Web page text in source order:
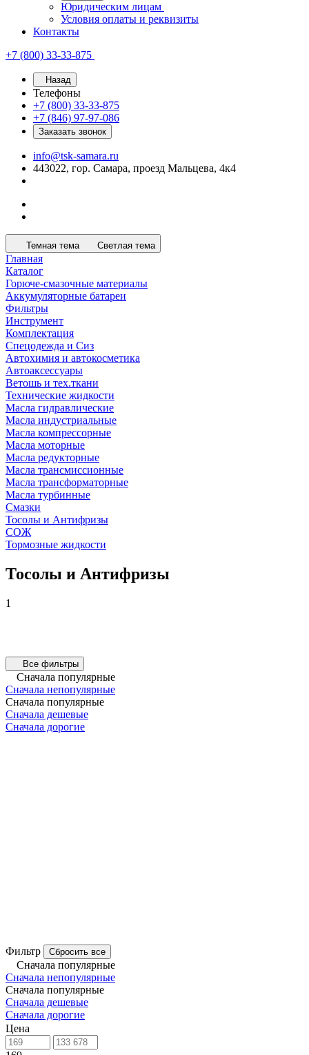
Юридическим лицам
Условия оплаты и реквизиты
Контакты
+7 (800) 33-33-875
Назад
Телефоны
+7 (800) 33-33-875
+7 (846) 97-97-086
Заказать звонок
info@tsk-samara.ru
443022, гор. Самара, проезд Мальцева, 4к4
Темная тема Светлая тема
Главная
Каталог
Горюче-смазочные материалы
Аккумуляторные батареи
Фильтры
Инструмент
Комплектация
Спецодежда и Сиз
Автохимия и автокосметика
Автоаксессуары
Ветошь и тех.ткани
Технические жидкости
Масла гидравлические
Масла индустриальные
Масла компрессорные
Масла моторные
Масла редукторные
Масла трансмиссионные
Масла трансформаторные
Масла турбинные
Смазки
Тосолы и Антифризы
СОЖ
Тормозные жидкости
Тосолы и Антифризы
1
Все фильтры
Сначала популярные
Сначала непопулярные
Сначала популярные
Сначала дешевые
Сначала дорогие
Фильтр Сбросить все
Сначала популярные
Сначала непопулярные
Сначала популярные
Сначала дешевые
Сначала дорогие
Цена